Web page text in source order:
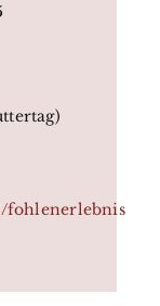
fohlenerlebnis